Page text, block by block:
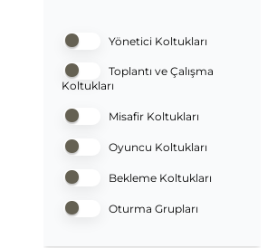
Yönetici Koltukları
Toplantı ve Çalışma
Koltukları
Misafir Koltukları
Oyuncu Koltukları
Bekleme Koltukları
Oturma Grupları